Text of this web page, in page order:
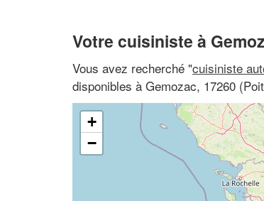
Votre cuisiniste à
Vous avez recherché "cuisiniste
disponibles à Gemozac, 17260
+
−